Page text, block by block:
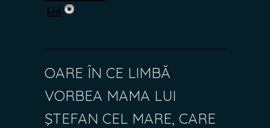
OARE ÎN CE LIMBĂ
VORBEA MAMA LUI
ŞTEFAN CEL MARE, CARE